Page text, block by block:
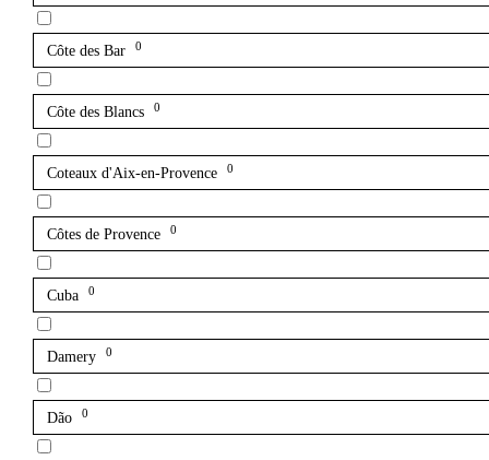
Côte des Bar 0
Côte des Blancs 0
Coteaux d'Aix-en-Provence 0
Côtes de Provence 0
Cuba 0
Damery 0
Dão 0